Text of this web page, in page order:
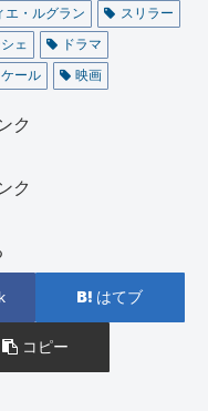
エ・ルグラン
スリラー
ェ
ドラマ
ール 映画
ク
ク
はてブ
コピー